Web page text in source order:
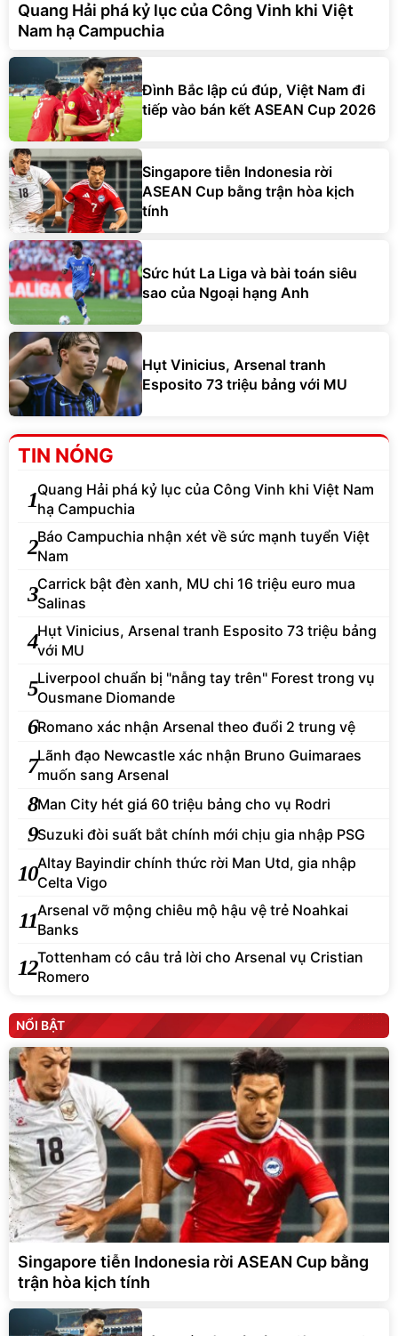
Quang Hải phá kỷ lục của Công Vinh khi Việt
Nam hạ Campuchia
Đình Bắc lập cú đúp, Việt Nam đi
tiếp vào bán kết ASEAN Cup 2026
Singapore tiễn Indonesia rời
ASEAN Cup bằng trận hòa kịch
tính
Sức hút La Liga và bài toán siêu
sao của Ngoại hạng Anh
Hụt Vinicius, Arsenal tranh
Esposito 73 triệu bảng với MU
TIN NÓNG
1Quang Hải phá kỷ lục của Công Vinh khi Việt Nam
hạ Campuchia
2Báo Campuchia nhận xét về sức mạnh tuyển Việt
Nam
3Carrick bật đèn xanh, MU chi 16 triệu euro mua
Salinas
4Hụt Vinicius, Arsenal tranh Esposito 73 triệu bảng
với MU
5Liverpool chuẩn bị "nẫng tay trên" Forest trong vụ
Ousmane Diomande
6Romano xác nhận Arsenal theo đuổi 2 trung vệ
7Lãnh đạo Newcastle xác nhận Bruno Guimaraes
muốn sang Arsenal
8Man City hét giá 60 triệu bảng cho vụ Rodri
9Suzuki đòi suất bắt chính mới chịu gia nhập PSG
10Altay Bayindir chính thức rời Man Utd, gia nhập
Celta Vigo
11Arsenal vỡ mộng chiêu mộ hậu vệ trẻ Noahkai
Banks
12Tottenham có câu trả lời cho Arsenal vụ Cristian
Romero
NỔI BẬT
Singapore tiễn Indonesia rời ASEAN Cup bằng
trận hòa kịch tính